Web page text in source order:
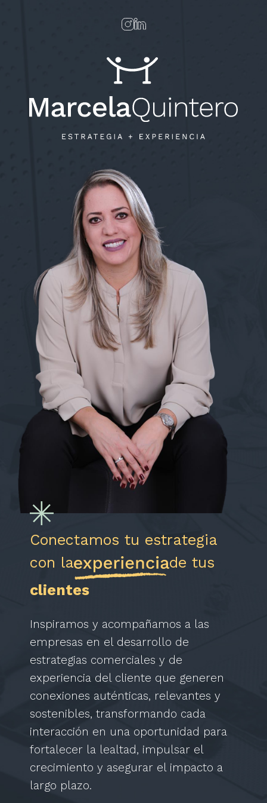
Conectamos tu estrategia
con la
de tus
clientes
Inspiramos y acompañamos a las
empresas en el desarrollo de
estrategias comerciales y de
experiencia del cliente que generen
conexiones auténticas, relevantes y
sostenibles, transformando cada
interacción en una oportunidad para
fortalecer la lealtad, impulsar el
crecimiento y asegurar el impacto a
largo plazo.